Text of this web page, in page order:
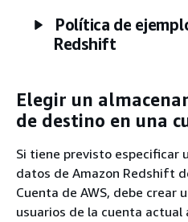
Política de
Redshift
Elegir un
de destino en una
Si tiene previsto especificar
datos de Amazon Redshift
Cuenta de AWS, debe crear
usuarios de la cuenta actual